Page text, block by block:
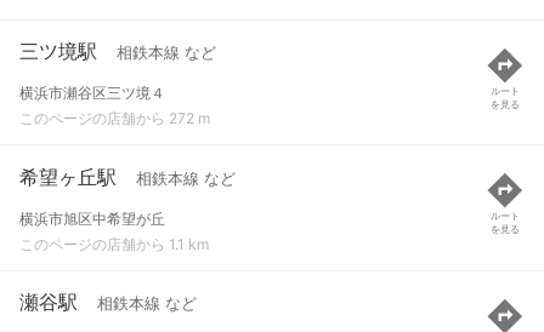
三ツ境駅 相鉄本線 など
横浜市瀬谷区三ツ境４
このページの店舗から 272 m
ルート
を見る
希望ヶ丘駅 相鉄本線 など
横浜市旭区中希望が丘
このページの店舗から 1.1 km
ルート
を見る
瀬谷駅 相鉄本線 など